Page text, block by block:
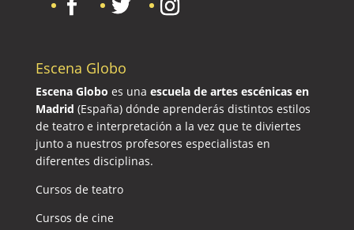
Escena Globo
Escena Globo es una escuela de artes escénicas en
Madrid (España) dónde aprenderás distintos estilos
de teatro e interpretación a la vez que te diviertes
junto a nuestros profesores especialistas en
diferentes disciplinas.
Cursos de teatro
Cursos de cine